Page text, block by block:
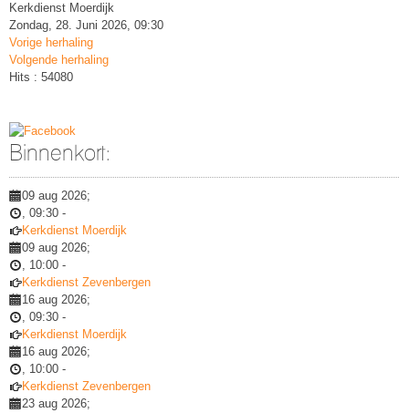
Kerkdienst Moerdijk
Zondag, 28. Juni 2026, 09:30
Vorige herhaling
Volgende herhaling
Hits : 54080
Binnenkort:
09 aug 2026;
, 09:30 -
Kerkdienst Moerdijk
09 aug 2026;
, 10:00 -
Kerkdienst Zevenbergen
16 aug 2026;
, 09:30 -
Kerkdienst Moerdijk
16 aug 2026;
, 10:00 -
Kerkdienst Zevenbergen
23 aug 2026;